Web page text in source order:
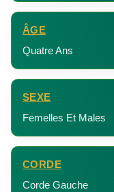
ÂGE
Quatre Ans
SEXE
Femelles Et Males
CORDE
Corde Gauche